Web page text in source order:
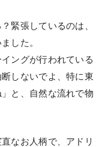
緊張しているのは、
した。
ングが行われている
しないでよ、特に東
と、自然な流れで物
なお人柄で、アドリ